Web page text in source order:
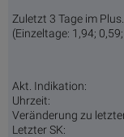
Zuletzt 3 Tage im
(Einzeltage: 1,94; 0,59;
Akt. Indikation:
Uhrzeit:
Veränderung zu
Letzter SK: